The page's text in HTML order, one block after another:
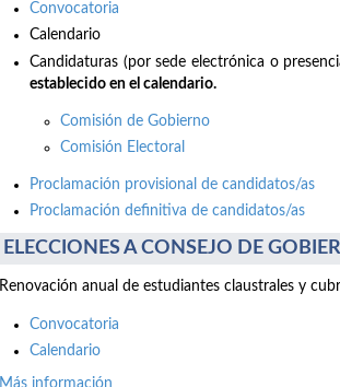
Convocatoria
Calendario
Candidaturas (por sede electrónica o
establecido en el calendario.
Comisión de Gobierno
Comisión Electoral
Proclamación provisional de candidatos/as
Proclamación definitiva de candidatos/as
ELECCIONES A CONSEJO DE
Renovación anual de estudiantes claustrales y
Convocatoria
Calendario
Más información